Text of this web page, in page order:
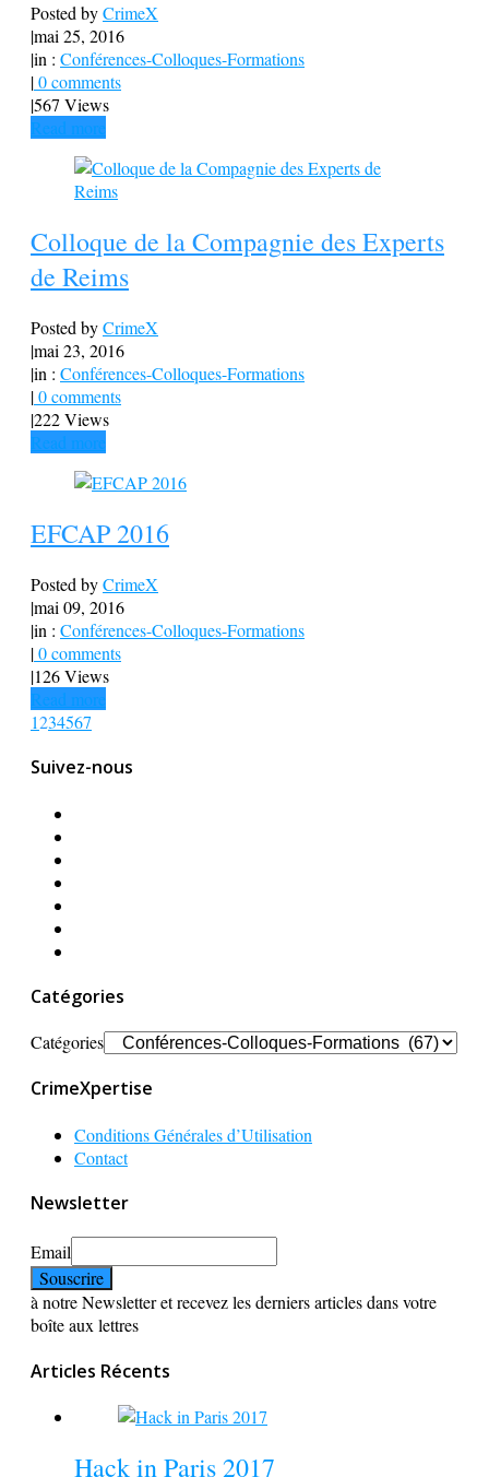
Posted byCrimeX
|mai 25, 2016
|in : Conférences-Colloques-Formations
|0 comments
|567 Views
Read more
Colloque de la Compagnie des Experts
de Reims
Posted byCrimeX
|mai 23, 2016
|in : Conférences-Colloques-Formations
|0 comments
|222 Views
Read more
EFCAP 2016
Posted byCrimeX
|mai 09, 2016
|in : Conférences-Colloques-Formations
|0 comments
|126 Views
Read more
1234567
Suivez-nous
Catégories
Catégories
CrimeXpertise
Conditions Générales d’Utilisation
Contact
Newsletter
Email
à notre Newsletter et recevez les derniers articles dans votre
boîte aux lettres
Articles Récents
Hack in Paris 2017